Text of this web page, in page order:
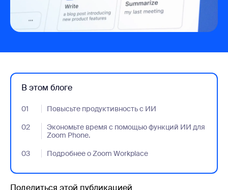
В этом блоге
01 Повысьте продуктивность с ИИ
- Jumplink to Повысьте продуктивность с ИИ
02
Экономьте время с помощью функций ИИ для
Zoom Phone.
- Jumplink to Экономьте время с помощью функций ИИ для
03 Подробнее о Zoom Workplace
- Jumplink to Подробнее о Zoom Workplace
Поделиться этой публикацией